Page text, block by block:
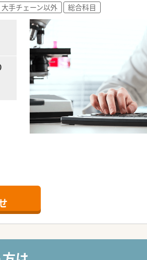
大手チェーン以外 総合科目